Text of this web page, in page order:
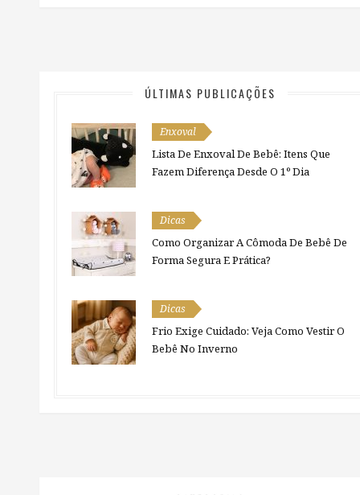
ÚLTIMAS PUBLICAÇÕES
Enxoval
Lista De Enxoval De Bebê: Itens Que
Fazem Diferença Desde O 1º Dia
Dicas
Como Organizar A Cômoda De Bebê De
Forma Segura E Prática?
Dicas
Frio Exige Cuidado: Veja Como Vestir O
Bebê No Inverno